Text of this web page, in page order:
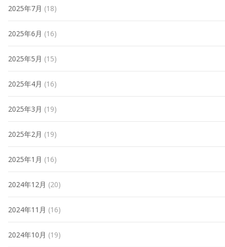
2025年7月 (18)
2025年6月 (16)
2025年5月 (15)
2025年4月 (16)
2025年3月 (19)
2025年2月 (19)
2025年1月 (16)
2024年12月 (20)
2024年11月 (16)
2024年10月 (19)